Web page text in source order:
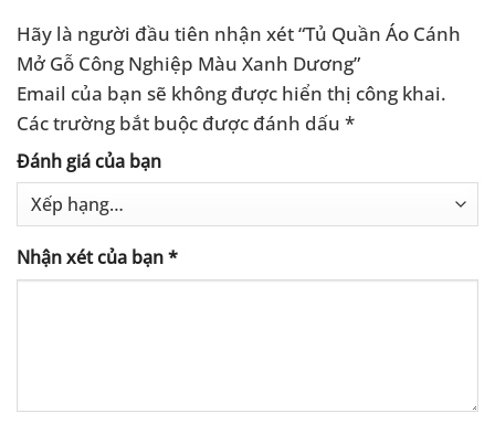
Hãy là người đầu tiên nhận xét “Tủ Quần Áo Cánh
Mở Gỗ Công Nghiệp Màu Xanh Dương”
Email của bạn sẽ không được hiển thị công khai.
Các trường bắt buộc được đánh dấu *
Đánh giá của bạn
Nhận xét của bạn*